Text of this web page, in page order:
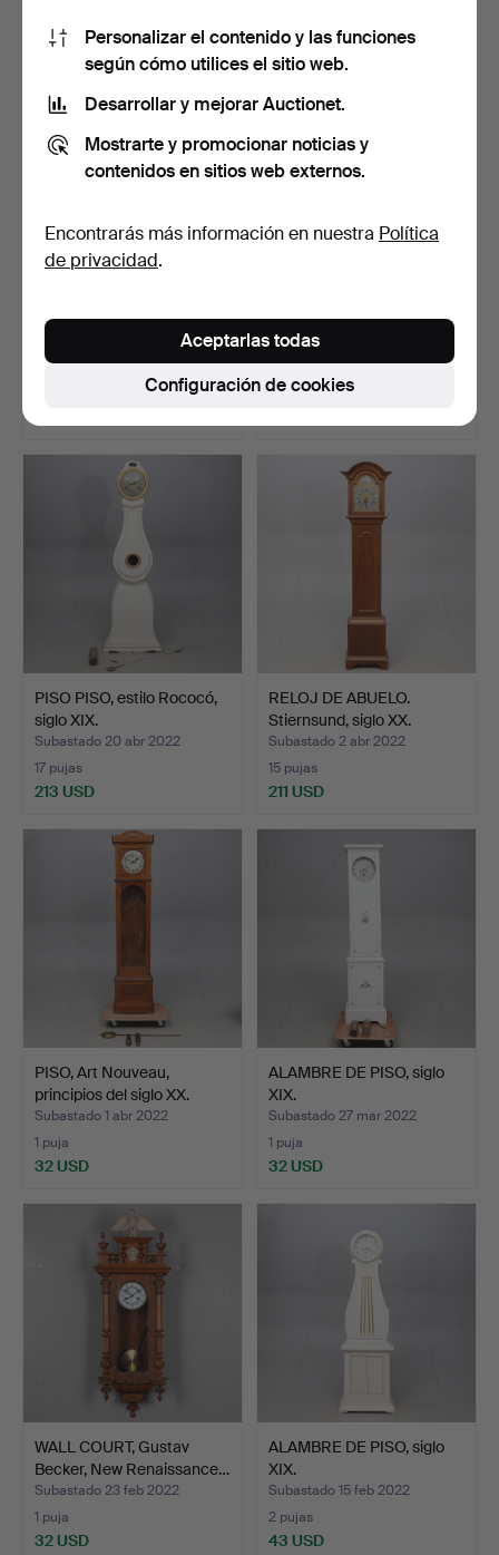
43 USD 32 USD
PISOS, 1800.
Subastado 28 oct 2022
PISO PISO, estilo Rococó,
siglo XIX.
Subastado 12 ago 2022
13 pujas
PISO PISO, estilo Rococó,
siglo XIX.
Subastado 20 abr 2022
17 pujas
213 USD
RELOJ DE ABUELO.
Stiernsund, siglo XX.
Subastado 2 abr 2022
15 pujas
211 USD
PISO, Art Nouveau,
principios del siglo XX.
Subastado 1 abr 2022
1 puja
32 USD
ALAMBRE DE PISO, siglo
XIX.
Subastado 27 mar 2022
1 puja
32 USD
WALL COURT, Gustav
Becker, New Renaissance…
Subastado 23 feb 2022
1 puja
32 USD
ALAMBRE DE PISO, siglo
XIX.
Subastado 15 feb 2022
2 pujas
43 USD
Personalizar el contenido y las funciones
según cómo utilices el sitio web.
Desarrollar y mejorar Auctionet.
Mostrarte y promocionar noticias y
contenidos en sitios web externos.
Encontrarás más información en nuestra Política
de privacidad.
Configuración de cookies
Aceptarlas todas